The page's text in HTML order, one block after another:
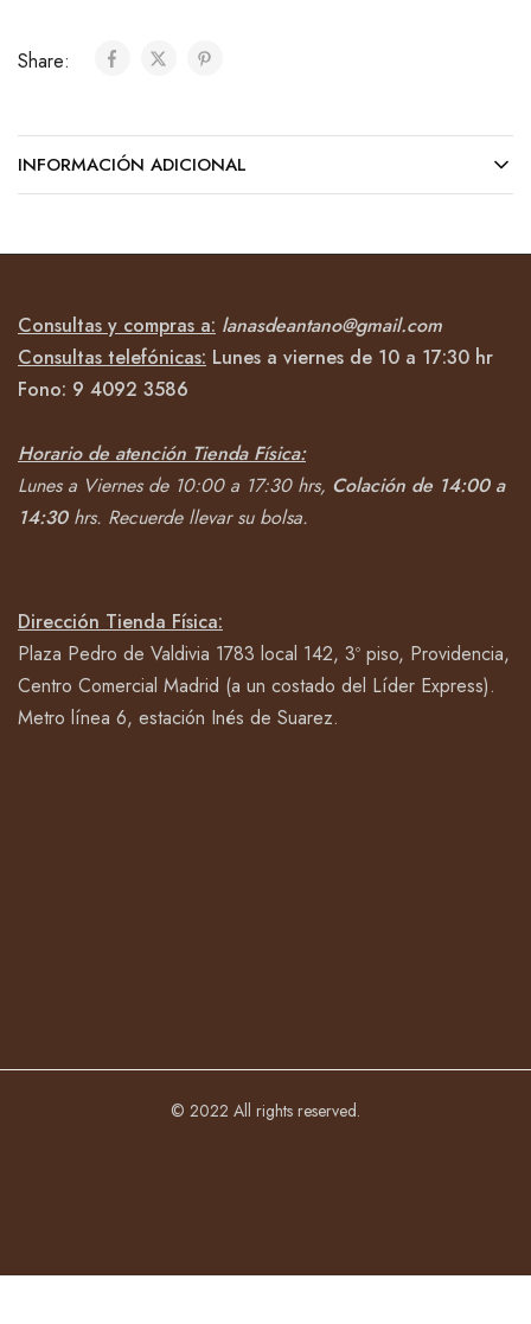
Share:
INFORMACIÓN ADICIONAL
Consultas y compras a: lanasdeantano@gmail.com
Consultas telefónicas: Lunes a viernes de 10 a 17:30 hr
Fono: 9 4092 3586
Horario de atención Tienda Física:
Lunes a Viernes de 10:00 a 17:30 hrs, Colación de 14:00 a
14:30hrs. Recuerde llevar su bolsa.
Dirección Tienda Física:
Plaza Pedro de Valdivia 1783 local 142, 3º piso, Providencia,
Centro Comercial Madrid (a un costado del Líder Express).
Metro línea 6, estación Inés de Suarez.
© 2022 All rights reserved.